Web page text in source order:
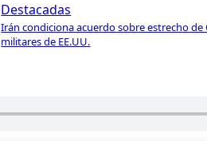
Destacadas
Irán condiciona acuerdo sobre estrecho de
militares de EE.UU.